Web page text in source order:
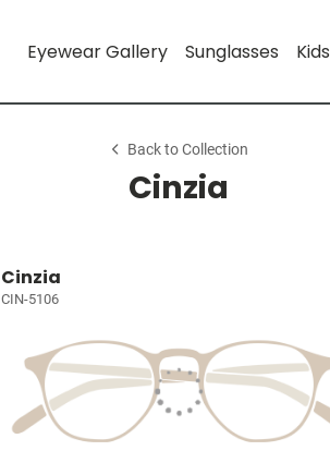
Eyewear Gallery Sunglasses Kids
Back to Collection
Cinzia
Cinzia
CIN-5106